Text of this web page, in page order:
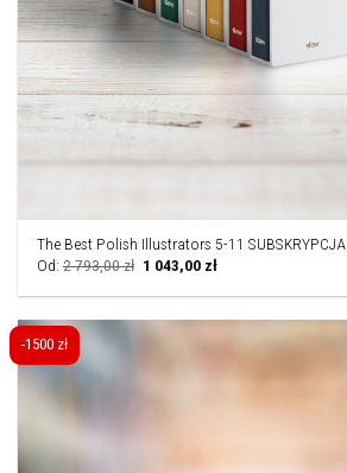
The Best Polish Illustrators 5-11 SUBSKRYPCJA
Od:2 793,00zł Pierwotna
wynosiła:
793,00 zł.
1 043,00 złAktualna
wynosi:
043,00 zł.
-1500 zł